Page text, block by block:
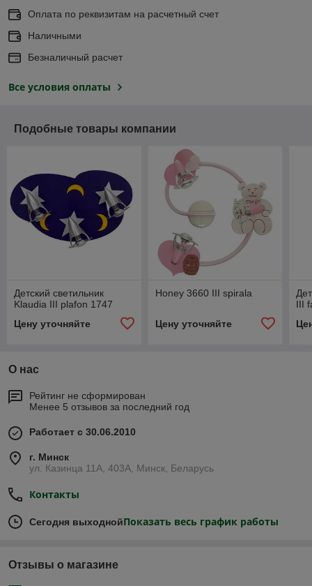
Оплата по реквизитам на расчетный счет
Наличными
Безналичный расчет
Все условия оплаты
Подобные товары компании
Детский светильник
Klaudia III plafon 1747
Цену уточняйте
Honey 3660 III spirala
Цену уточняйте
III
О нас
Рейтинг не сформирован
Менее 5 отзывов за последний год
Работает с 30.06.2010
г. Минск
ул. Казинца 11А, 403А, Минск, Беларусь
Контакты
Сегодня выходнойПоказать весь график работы
Отзывы о магазине